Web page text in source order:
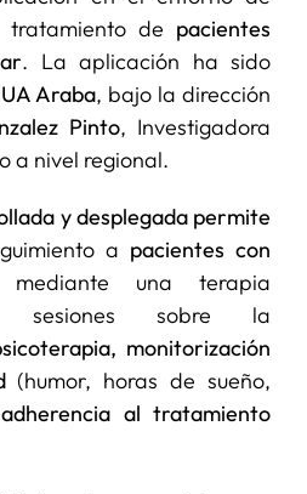
de pacientes
. La aplicación ha sido
Araba, bajo la dirección
Pinto, Investigadora
a nivel regional.
y desplegada permite
a pacientes con
mediante una terapia
sesiones sobre la
monitorización
(humor, horas de sueño,
adherencia al tratamiento